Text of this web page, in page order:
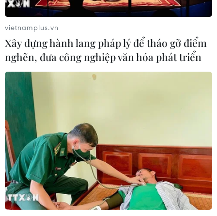
TIN CÙNG CHUYÊN MỤC
vietnamplus.vn
Xây dựng hành lang pháp lý để tháo gỡ điểm
nghẽn, đưa công nghiệp văn hóa phát triển